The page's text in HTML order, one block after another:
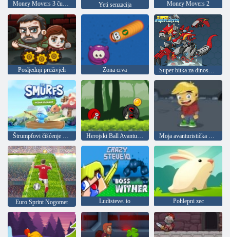
Money Movers 3 čuvarna dužnost Yeti senzacija Money Movers 2
Posljednji preživjeli Zona crva Super bitka za dinosaure
Štrumpfovi čišćenje oceana Herojski Ball Avanture: Crveni Rebound Moja avanturistička knjiga 2
Euro Sprint Nogomet Ludisteve. io Pohlepni zec